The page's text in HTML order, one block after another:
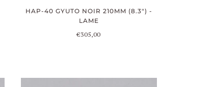
HAP-40 GYUTO NOIR 210MM (8.3") -
LAME
€305,00